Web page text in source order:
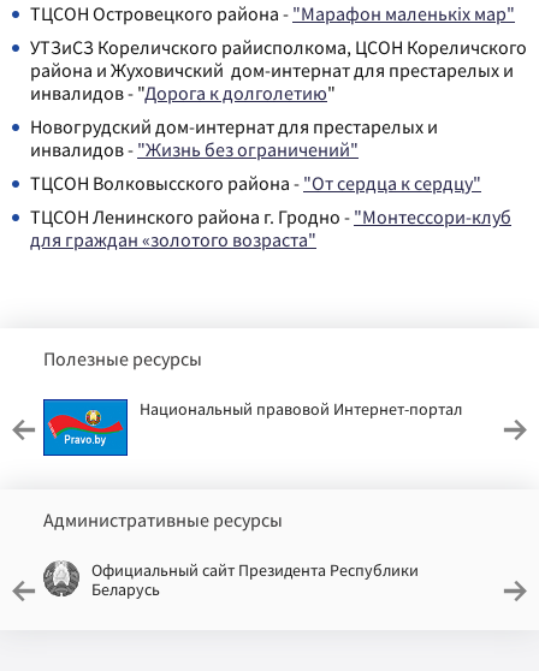
ТЦСОН Островецкого района - "Марафон маленькiх мар"
УТЗиСЗ Кореличского райисполкома, ЦСОН Кореличского
района и Жуховичский дом-интернат для престарелых и
инвалидов - "Дорога к долголетию"
Новогрудский дом-интернат для престарелых и
инвалидов - "Жизнь без ограничений"
ТЦСОН Волковысского района - "От сердца к сердцу"
ТЦСОН Ленинского района г. Гродно - "Монтессори-клуб
для граждан «золотого возраста"
Полезные ресурсы
Национальный правовой Интернет-портал
Административные ресурсы
Официальный сайт Президента Республики
Беларусь